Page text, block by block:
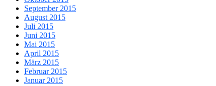
September 2015
August 2015
Juli 2015
Juni 2015
Mai 2015
April 2015
März 2015
Februar 2015
Januar 2015